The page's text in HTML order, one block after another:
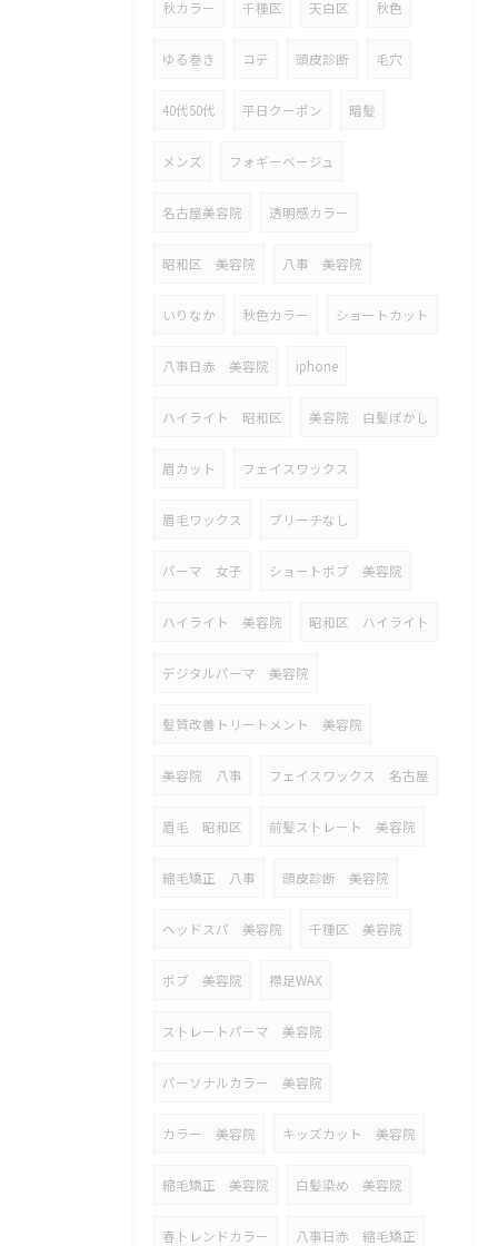
秋カラー 千種区 天白区 秋色
ゆる巻き コテ 頭皮診断 毛穴
40代50代 平日クーポン 暗髪
メンズ フォギーベージュ
名古屋美容院 透明感カラー
昭和区 美容院 八事 美容院
いりなか 秋色カラー ショートカット
八事日赤 美容院 iphone
ハイライト 昭和区 美容院 白髪ぼかし
眉カット フェイスワックス
眉毛ワックス ブリーチなし
パーマ 女子 ショートボブ 美容院
ハイライト 美容院 昭和区 ハイライト
デジタルパーマ 美容院
髪質改善トリートメント 美容院
美容院 八事 フェイスワックス 名古屋
眉毛 昭和区 前髪ストレート 美容院
縮毛矯正 八事 頭皮診断 美容院
ヘッドスパ 美容院 千種区 美容院
ボブ 美容院 襟足WAX
ストレートパーマ 美容院
パーソナルカラー 美容院
カラー 美容院 キッズカット 美容院
縮毛矯正 美容院 白髪染め 美容院
春トレンドカラー 八事日赤 縮毛矯正